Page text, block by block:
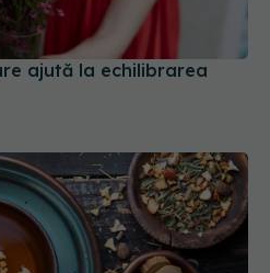
ajută la echilibrarea